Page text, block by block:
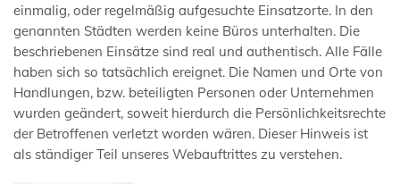
einmalig, oder regelmäßig aufgesuchte Einsatzorte. In den
genannten Städten werden keine Büros unterhalten. Die
beschriebenen Einsätze sind real und authentisch. Alle Fälle
haben sich so tatsächlich ereignet. Die Namen und Orte von
Handlungen, bzw. beteiligten Personen oder Unternehmen
wurden geändert, soweit hierdurch die Persönlichkeitsrechte
der Betroffenen verletzt worden wären. Dieser Hinweis ist
als ständiger Teil unseres Webauftrittes zu verstehen.